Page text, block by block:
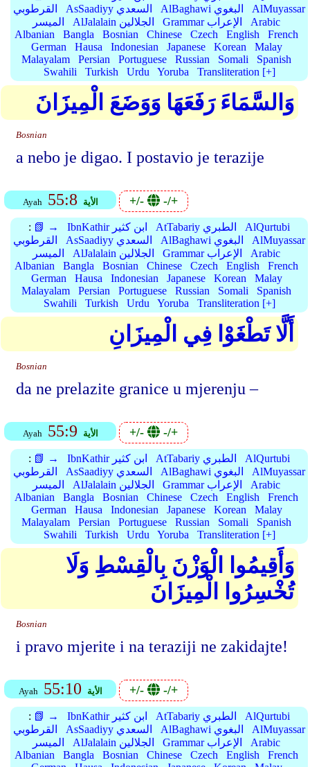
القرطوبي
AsSaadiyy السعدي AlBaghawi البغوي
AlMuyassar
الميسر
AlJalalain الجلالين Grammar الإعراب
Arabic
Albanian
Bangla Bosnian Chinese Czech English
French
German
Hausa Indonesian Japanese Korean
Malay
Malayalam
Persian Portuguese Russian Somali
Spanish
Swahili
Turkish Urdu Yoruba Transliteration [+]
وَالسَّمَاءَ رَفَعَهَا وَوَضَعَ الْمِيزَانَ
Bosnian
a nebo je digao. I postavio je terazije
Ayah 55:8 الأية +/- -/+
: 📗 → IbnKathir ابن كثير AtTabariy الطبري
AlQurtubi
القرطوبي
AsSaadiyy السعدي AlBaghawi البغوي
AlMuyassar
الميسر
AlJalalain الجلالين Grammar الإعراب
Arabic
Albanian
Bangla Bosnian Chinese Czech English
French
German
Hausa Indonesian Japanese Korean
Malay
Malayalam
Persian Portuguese Russian Somali
Spanish
Swahili
Turkish Urdu Yoruba Transliteration [+]
أَلَّا تَطْغَوْا فِي الْمِيزَانِ
Bosnian
da ne prelazite granice u mjerenju –
Ayah 55:9 الأية +/- -/+
: 📗 → IbnKathir ابن كثير AtTabariy الطبري
AlQurtubi
القرطوبي
AsSaadiyy السعدي AlBaghawi البغوي
AlMuyassar
الميسر
AlJalalain الجلالين Grammar الإعراب
Arabic
Albanian
Bangla Bosnian Chinese Czech English
French
German
Hausa Indonesian Japanese Korean
Malay
Malayalam
Persian Portuguese Russian Somali
Spanish
Swahili
Turkish Urdu Yoruba Transliteration [+]
وَأَقِيمُوا الْوَزْنَ بِالْقِسْطِ وَلَا
تُخْسِرُوا الْمِيزَانَ
Bosnian
i pravo mjerite i na teraziji ne zakidajte!
Ayah 55:10 الأية +/- -/+
: 📗 → IbnKathir ابن كثير AtTabariy الطبري
AlQurtubi
القرطوبي
AsSaadiyy السعدي AlBaghawi البغوي
AlMuyassar
الميسر
AlJalalain الجلالين Grammar الإعراب
Arabic
Albanian
Bangla Bosnian Chinese Czech English
French